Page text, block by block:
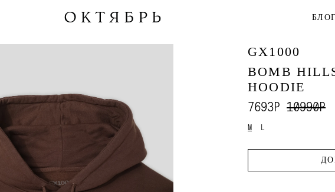
БЛОГ
GX1000
BOMB
HOODIE
7693Р 10990Р
M L